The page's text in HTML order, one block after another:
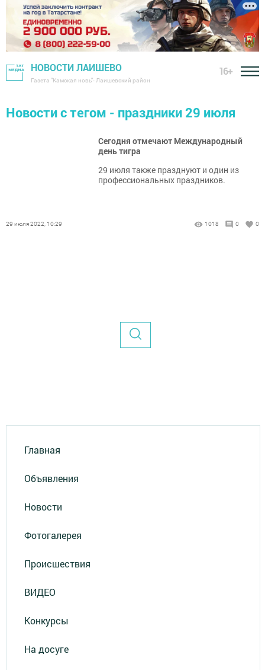
НОВОСТИ ЛАИШЕВО
Газета "Камская новь"- Лаишевский район
16+
Новости с тегом - праздники 29 июля
Сегодня отмечают Международный
день тигра
29 июля также празднуют и один из
профессиональных праздников.
29 июля 2022, 10:29 1018 0 0
Главная
Объявления
Новости
Фотогалерея
Происшествия
ВИДЕО
Конкурсы
На досуге